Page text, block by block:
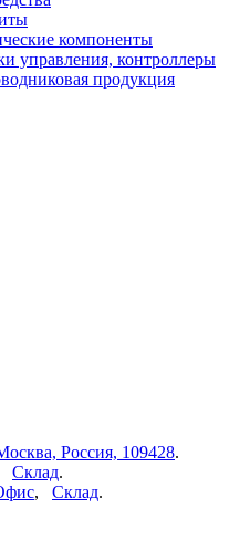
компоненты
управления, контроллеры
продукция
Россия, 109428.
Склад.
, Склад.